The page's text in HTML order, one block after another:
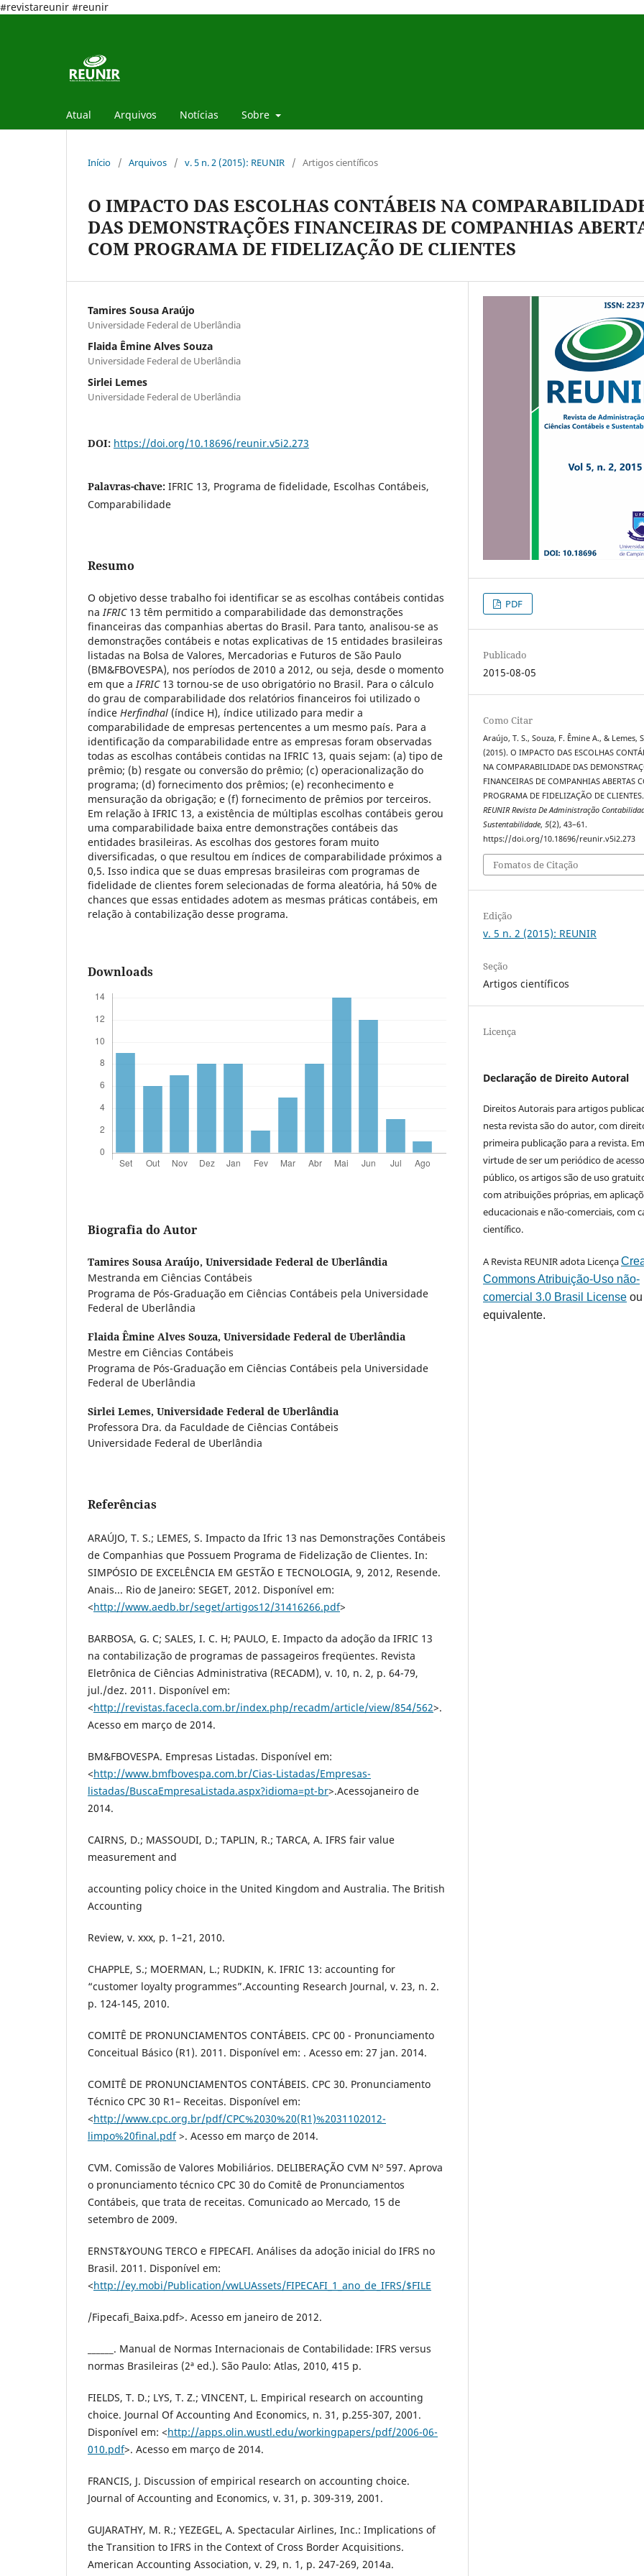
#revistareunir #reunir
Atual Arquivos Notícias Sobre
Início / Arquivos / v. 5 n. 2 (2015): REUNIR / Artigos científicos
O IMPACTO DAS ESCOLHAS CONTÁBEIS NA
DAS DEMONSTRAÇÕES FINANCEIRAS DE COMPANHIAS
COM PROGRAMA DE FIDELIZAÇÃO DE CLIENTES
Tamires Sousa Araújo
Universidade Federal de Uberlândia
Flaida Êmine Alves Souza
Universidade Federal de Uberlândia
Sirlei Lemes
Universidade Federal de Uberlândia
DOI: https://doi.org/10.18696/reunir.v5i2.273
Palavras-chave: IFRIC 13, Programa de fidelidade, Escolhas Contábeis,
Comparabilidade
Resumo
O objetivo desse trabalho foi identificar se as escolhas contábeis contidas
naIFRIC13 têm permitido a comparabilidade das demonstrações
financeiras das companhias abertas do Brasil. Para tanto, analisou-se as
demonstrações contábeis e notas explicativas de 15 entidades brasileiras
listadas na Bolsa de Valores, Mercadorias e Futuros de São Paulo
(BM&FBOVESPA), nos períodos de 2010 a 2012, ou seja, desde o momento
em que aIFRIC13 tornou-se de uso obrigatório no Brasil. Para o cálculo
do grau de comparabilidade dos relatórios financeiros foi utilizado o
índice Herfindhal (índice H), índice utilizado para medir a
comparabilidade de empresas pertencentes a um mesmo país. Para a
identificação da comparabilidade entre as empresas foram observadas
todas as escolhas contábeis contidas na IFRIC 13, quais sejam: (a) tipo de
prêmio; (b) resgate ou conversão do prêmio; (c) operacionalização do
programa; (d) fornecimento dos prêmios; (e) reconhecimento e
mensuração da obrigação; e (f) fornecimento de prêmios por terceiros.
Em relação à IFRIC 13, a existência de múltiplas escolhas contábeis gerou
uma comparabilidade baixa entre demonstrações contábeis das
entidades brasileiras. As escolhas dos gestores foram muito
diversificadas, o que resultou em índices de comparabilidade próximos a
0,5. Isso indica que se duas empresas brasileiras com programas de
fidelidade de clientes forem selecionadas de forma aleatória, há 50% de
chances que essas entidades adotem as mesmas práticas contábeis, em
relação à contabilização desse programa.
Downloads
Biografia do Autor
Tamires Sousa Araújo, Universidade Federal de Uberlândia
Mestranda em Ciências Contábeis
Programa de Pós-Graduação em Ciências Contábeis pela Universidade
Federal de Uberlândia
Flaida Êmine Alves Souza, Universidade Federal de Uberlândia
Mestre em Ciências Contábeis
Programa de Pós-Graduação em Ciências Contábeis pela Universidade
Federal de Uberlândia
Sirlei Lemes, Universidade Federal de Uberlândia
Professora Dra. da Faculdade de Ciências Contábeis
Universidade Federal de Uberlândia
Referências
ARAÚJO, T. S.; LEMES, S. Impacto da Ifric 13 nas Demonstrações Contábeis
de Companhias que Possuem Programa de Fidelização de Clientes. In:
SIMPÓSIO DE EXCELÊNCIA EM GESTÃO E TECNOLOGIA, 9, 2012, Resende.
Anais... Rio de Janeiro: SEGET, 2012. Disponível em:
<http://www.aedb.br/seget/artigos12/31416266.pdf>
BARBOSA, G. C; SALES, I. C. H; PAULO, E. Impacto da adoção da IFRIC 13
na contabilização de programas de passageiros freqüentes. Revista
Eletrônica de Ciências Administrativa (RECADM), v. 10, n. 2, p. 64-79,
jul./dez. 2011. Disponível em:
<http://revistas.facecla.com.br/index.php/recadm/article/view/854/562>.
Acesso em março de 2014.
BM&FBOVESPA. Empresas Listadas. Disponível em:
<http://www.bmfbovespa.com.br/Cias-Listadas/Empresas-
listadas/BuscaEmpresaListada.aspx?idioma=pt-br>.Acessojaneiro de
2014.
CAIRNS, D.; MASSOUDI, D.; TAPLIN, R.; TARCA, A. IFRS fair value
measurement and
accounting policy choice in the United Kingdom and Australia. The British
Accounting
Review, v. xxx, p. 1–21, 2010.
CHAPPLE, S.; MOERMAN, L.; RUDKIN, K. IFRIC 13: accounting for
“customer loyalty programmes”.Accounting Research Journal, v. 23, n. 2.
p. 124-145, 2010.
COMITÊ DE PRONUNCIAMENTOS CONTÁBEIS. CPC 00 - Pronunciamento
Conceitual Básico (R1). 2011. Disponível em: . Acesso em: 27 jan. 2014.
COMITÊ DE PRONUNCIAMENTOS CONTÁBEIS. CPC 30. Pronunciamento
Técnico CPC 30 R1– Receitas. Disponível em:
<http://www.cpc.org.br/pdf/CPC%2030%20(R1)%2031102012-
limpo%20final.pdf>. Acesso em março de 2014.
CVM. Comissão de Valores Mobiliários. DELIBERAÇÃO CVM Nº 597. Aprova
o pronunciamento técnico CPC 30 do Comitê de Pronunciamentos
Contábeis, que trata de receitas. Comunicado ao Mercado, 15 de
setembro de 2009.
ERNST&YOUNG TERCO e FIPECAFI. Análises da adoção inicial do IFRS no
Brasil. 2011. Disponível em:
<http://ey.mobi/Publication/vwLUAssets/FIPECAFI_1_ano_de_IFRS/$FILE
/Fipecafi_Baixa.pdf>. Acesso em janeiro de 2012.
______. Manual de Normas Internacionais de Contabilidade: IFRS versus
normas Brasileiras (2ª ed.). São Paulo: Atlas, 2010, 415 p.
FIELDS, T. D.; LYS, T. Z.; VINCENT, L. Empirical research on accounting
choice. Journal Of Accounting And Economics, n. 31, p.255-307, 2001.
Disponível em: <http://apps.olin.wustl.edu/workingpapers/pdf/2006-06-
010.pdf>. Acesso em março de 2014.
FRANCIS, J. Discussion of empirical research on accounting choice.
Journal of Accounting and Economics, v. 31, p. 309-319, 2001.
GUJARATHY, M. R.; YEZEGEL, A. Spectacular Airlines, Inc.: Implications of
the Transition to IFRS in the Context of Cross Border Acquisitions.
American Accounting Association, v. 29, n. 1, p. 247-269, 2014a.
PDF
Publicado
2015-08-05
Como Citar
Araújo, T. S., Souza, F. Êmine A., & Lemes,
(2015). O IMPACTO DAS ESCOLHAS
NA COMPARABILIDADE DAS
FINANCEIRAS DE COMPANHIAS ABERTAS
PROGRAMA DE FIDELIZAÇÃO DE CLIENTES.
REUNIR Revista De Administração
Sustentabilidade,5(2), 43–61.
https://doi.org/10.18696/reunir.v5i2.273
Fomatos de Citação
Edição
v. 5 n. 2 (2015): REUNIR
Seção
Artigos científicos
Licença
Declaração de Direito Autoral
Direitos Autorais para artigos
nesta revista são do autor, com
primeira publicação para a revista.
virtude de ser um periódico de
público, os artigos são de uso
com atribuições próprias, em
educacionais e não-comerciais, com
científico.
A Revista REUNIR adota Licença
Commons Atribuição-Uso não-
comercial 3.0 Brasil License
equivalente.